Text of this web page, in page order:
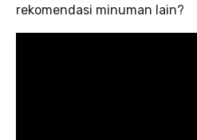
rekomendasi minuman lain?